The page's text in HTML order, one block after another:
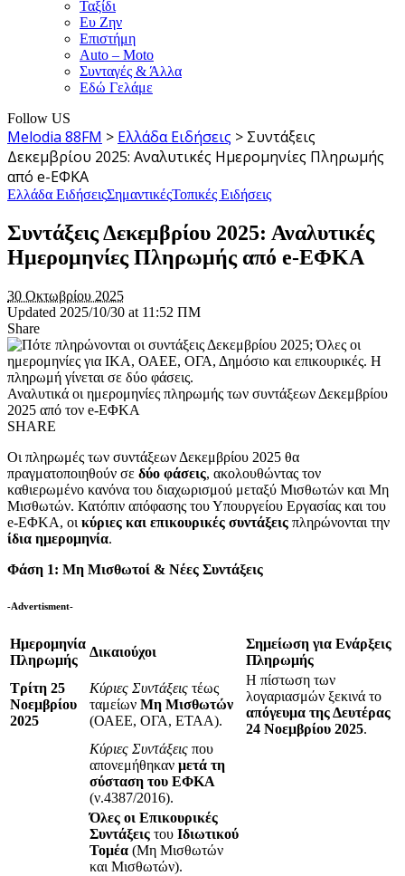
Ταξίδι
Ευ Ζην
Επιστήμη
Auto – Moto
Συνταγές & Άλλα
Εδώ Γελάμε
Follow US
Melodia 88FM > Ελλάδα Ειδήσεις > Συντάξεις
Δεκεμβρίου 2025: Αναλυτικές Ημερομηνίες Πληρωμής
από e-ΕΦΚΑ
Ελλάδα ΕιδήσειςΣημαντικέςΤοπικές Ειδήσεις
Συντάξεις Δεκεμβρίου 2025: Αναλυτικές
Ημερομηνίες Πληρωμής από e-ΕΦΚΑ
30 Οκτωβρίου 2025
Updated 2025/10/30 at 11:52 ΠΜ
Share
Αναλυτικά οι ημερομηνίες πληρωμής των συντάξεων Δεκεμβρίου
2025 από τον e-ΕΦΚΑ
SHARE
Οι πληρωμές των συντάξεων Δεκεμβρίου 2025 θα
πραγματοποιηθούν σε δύο φάσεις, ακολουθώντας τον
καθιερωμένο κανόνα του διαχωρισμού μεταξύ Μισθωτών και Μη
Μισθωτών. Κατόπιν απόφασης του Υπουργείου Εργασίας και του
e-ΕΦΚΑ, οι κύριες και επικουρικές συντάξεις πληρώνονται την
ίδια ημερομηνία.
Φάση 1: Μη Μισθωτοί & Νέες Συντάξεις
-Advertisment-
Ημερομηνία
Πληρωμής
Δικαιούχοι
Σημείωση για Ενάρξεις
Πληρωμής
Τρίτη 25
Νοεμβρίου
2025
Κύριες Συντάξεις τέως
ταμείων Μη Μισθωτών
(ΟΑΕΕ, ΟΓΑ, ΕΤΑΑ).
Η πίστωση των
λογαριασμών ξεκινά το
απόγευμα της Δευτέρας
24 Νοεμβρίου 2025.
Κύριες Συντάξεις που
απονεμήθηκαν μετά τη
σύσταση του ΕΦΚΑ
(ν.4387/2016).
Όλες οι Επικουρικές
Συντάξεις του Ιδιωτικού
Τομέα (Μη Μισθωτών
και Μισθωτών).